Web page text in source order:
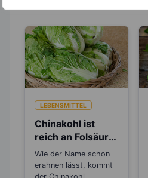
LEBENSMITTEL
Chinakohl ist
reich an Folsäure,
dem
Mangelvitamin
Wie der Name schon
erahnen lässt, kommt
der Chinakohl